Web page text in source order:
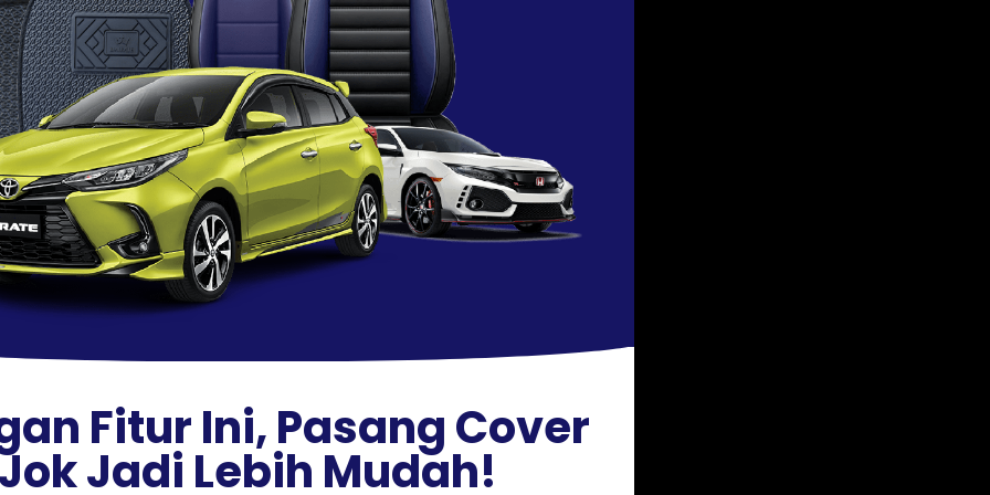
Fitur Ini, Pasang Cover
Jadi Lebih Mudah!